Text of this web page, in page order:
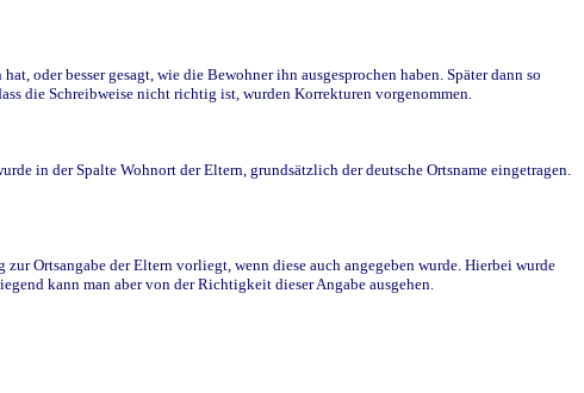
oder besser gesagt, wie die Bewohner ihn ausgesprochen haben. Später dann so
die Schreibweise nicht richtig ist, wurden Korrekturen vorgenommen.
in der Spalte Wohnort der Eltern, grundsätzlich der deutsche Ortsname eingetragen.
Ortsangabe der Eltern vorliegt, wenn diese auch angegeben wurde. Hierbei wurde
kann man aber von der Richtigkeit dieser Angabe ausgehen.